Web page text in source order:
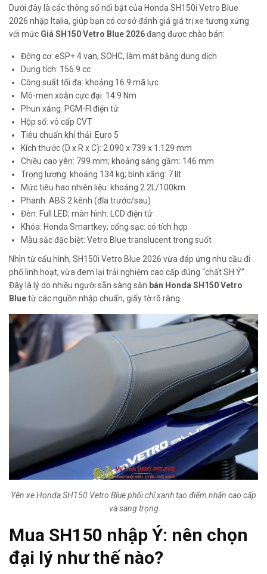
Dưới đây là các thông số nổi bật của Honda SH150i Vetro Blue
2026 nhập Italia, giúp bạn có cơ sở đánh giá giá trị xe tương xứng
với mức Giá SH150 Vetro Blue 2026đang được chào bán:
Động cơ: eSP+ 4 van, SOHC, làm mát bằng dung dịch
Dung tích: 156.9 cc
Công suất tối đa: khoảng 16.9 mã lực
Mô-men xoắn cực đại: 14.9 Nm
Phun xăng: PGM-FI điện tử
Hộp số: vô cấp CVT
Tiêu chuẩn khí thải: Euro 5
Kích thước (D x R x C): 2.090 x 739 x 1.129 mm
Chiều cao yên: 799 mm; khoảng sáng gầm: 146 mm
Trọng lượng: khoảng 134 kg; bình xăng: 7 lít
Mức tiêu hao nhiên liệu: khoảng 2.2L/100km
Phanh: ABS 2 kênh (đĩa trước/sau)
Đèn: Full LED; màn hình: LCD điện tử
Khóa: Honda Smartkey; cổng sạc: có tích hợp
Màu sắc đặc biệt: Vetro Blue translucent trong suốt
Nhìn từ cấu hình, SH150i Vetro Blue 2026 vừa đáp ứng nhu cầu đi
phố linh hoạt, vừa đem lại trải nghiệm cao cấp đúng “chất SH Ý”.
Đây là lý do nhiều người sẵn sàng săn bán Honda SH150 Vetro
Bluetừ các nguồn nhập chuẩn, giấy tờ rõ ràng.
Yên xe Honda SH150 Vetro Blue phối chỉ xanh tạo điểm nhấn cao cấp
và sang trọng
Mua SH150 nhập Ý: nên chọn
đại lý như thế nào?